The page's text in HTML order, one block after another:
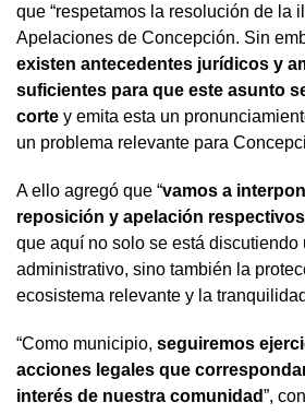
que “respetamos la resolución de la
Apelaciones de Concepción. Sin
existen antecedentes jurídicos y
suficientes para que este asunto
corte y emita esta un
un problema relevante para
A ello agregó que “vamos a
reposición y apelación respectivos
que aquí no solo se está discutiendo
administrativo, sino también la
ecosistema relevante y la
“Como municipio, seguiremos
acciones legales que
interés de nuestra comunidad”,